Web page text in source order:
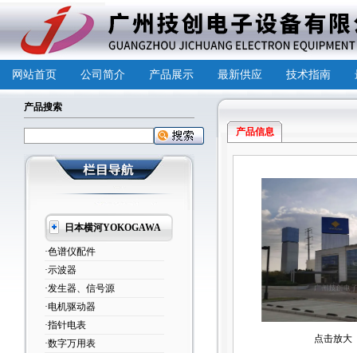
网站首页 公司简介 产品展示 最新供应 技术指南
产品搜索
日本横河YOKOGAWA
·色谱仪配件
·示波器
·发生器、信号源
·电机驱动器
·指针电表
·数字万用表
产品信息
点击放大